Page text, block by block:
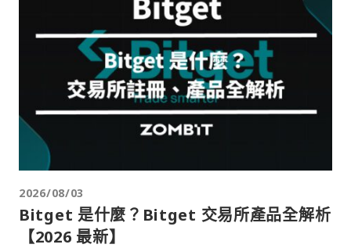
2026/08/03
Bitget 是什麼？Bitget 交易所產品全解析
【2026 最新】